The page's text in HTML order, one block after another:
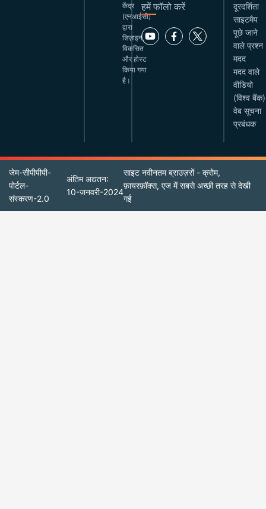
केंद्र
(एनआईसी)
द्वारा
डिज़ाइन,
विकसित
और होस्ट
किया गया
है।
हमें फॉलो करें
दूरदर्शिता
साइटमैप
पूछे जाने
वाले प्रश्न
मदद
मदद वाले
वीडियो
(विश्व बैंक)
वेब सूचना
प्रबंधक
जेम-सीपीपीपी-
पोर्टल-
संस्करण-2.0
अंतिम अद्यतन:
10-जनवरी-2024
साइट नवीनतम ब्राउज़रों - क्रोम,
फ़ायरफ़ॉक्स, एज में सबसे अच्छी तरह से देखी
गई